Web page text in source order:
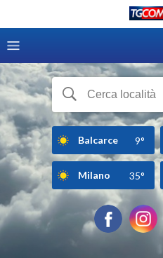
Balcarce 9°
Milano 35°